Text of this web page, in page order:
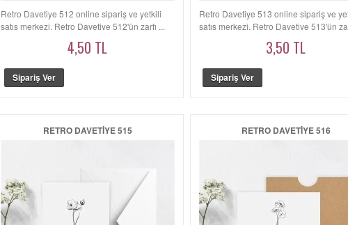
Retro Davetiye 512 online sipariş ve yetkili
satış merkezi. Retro Davetiye 512'ün zarfı ...
4,50 TL
Retro Davetiye 513 online sipariş ve
satış merkezi. Retro Davetiye 513'ün
3,50 TL
RETRO DAVETIYE 515 RETRO DAVETIYE 516